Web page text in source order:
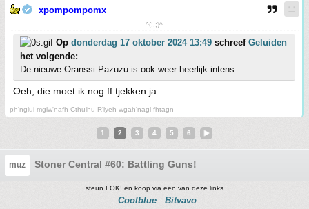
xpompompomx
^(;,;)^
Op donderdag 17 oktober 2024 13:49 schreef Geluiden
het volgende:
De nieuwe Oranssi Pazuzu is ook weer heerlijk intens.
Oeh, die moet ik nog ff tjekken ja.
ph'nglui mglw'nafh Cthulhu R'lyeh wgah'nagl fhtagn
1 2 3 4 5 6
muz Stoner Central #60: Battling Guns!
steun FOK! en koop via een van deze links
Coolblue Bitvavo